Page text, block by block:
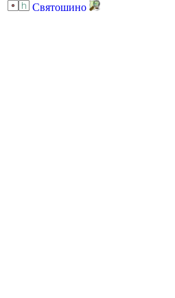
Святошино